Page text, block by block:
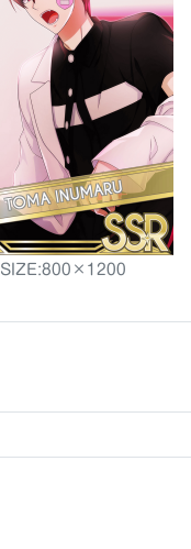
SIZE:800×1200